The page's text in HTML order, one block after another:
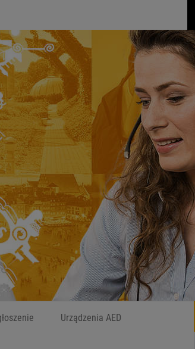
Urządzenia AED